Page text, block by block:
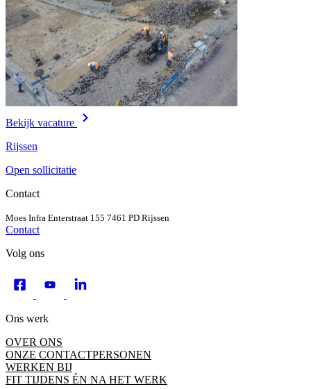
Bekijk vacature
Rijssen
Open sollicitatie
Contact
Moes Infra Enterstraat 155 7461 PD Rijssen
Contact
Volg ons
Ons werk
OVER ONS
ONZE CONTACTPERSONEN
WERKEN BIJ
FIT TIJDENS ÉN NA HET WERK